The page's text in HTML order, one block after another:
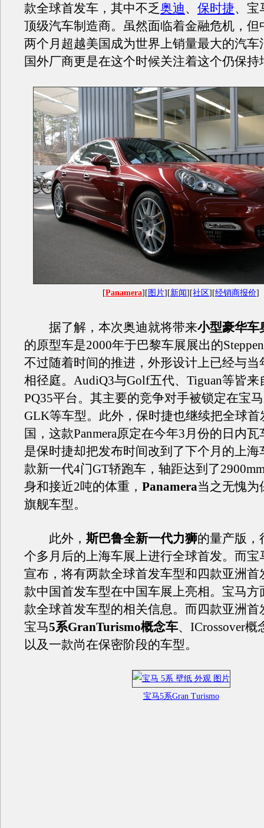
款全球首发车，其中不乏奥迪、 保时捷、宝
顶级汽车制造商。虽然面临着金融危机，但
两个月超越美国成为世界上销量最大的汽车
国外厂商更是在这个时候关注着这个仍保持
[Panamera][ 图片][新闻][社区][经销商报价]
据了解，本次奥迪就将带来小型豪华车
的原型车是2000年于巴黎车展展出的
不过随着时间的推进，外形设计上已经与当
相径庭。AudiQ3与Golf五代、Tiguan等皆
PQ35平台。其主要的竞争对手被锁定在宝
GLK等车型。此外，保时捷也继续把全球首
国，这款Panmera原定在今年3月份的日内
是保时捷却把发布时间改到了下个月的上海
款新一代4门GT轿跑车，轴距达到了
身和接近2吨的体重， Panamera当之无愧为
旗舰车型。
此外， 斯巴鲁全新一代力狮的量产版，
个多月后的上海车展上进行全球首发。而宝
宣布，将有两款全球首发车型和四款亚洲首
款中国首发车型在中国车展上亮相。宝马方
款全球首发车型的相关信息。而四款亚洲首
宝马5系GranTurismo概念车、ICrossover
以及一款尚在保密阶段的车型。
宝马5系Gran Turismo